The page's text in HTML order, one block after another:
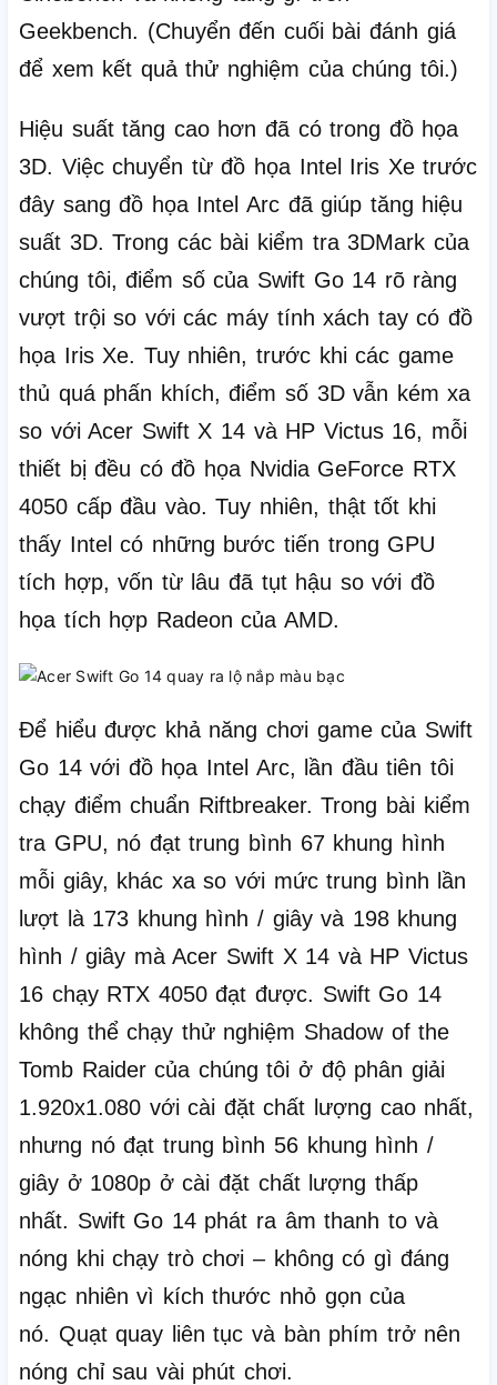
Geekbench. (Chuyển đến cuối bài đánh giá
để xem kết quả thử nghiệm của chúng tôi.)
Hiệu suất tăng cao hơn đã có trong đồ họa
3D. Việc chuyển từ đồ họa Intel Iris Xe trước
đây sang đồ họa Intel Arc đã giúp tăng hiệu
suất 3D.Trong các bài kiểm tra 3DMark của
chúng tôi, điểm số của Swift Go 14 rõ ràng
vượt trội so với các máy tính xách tay có đồ
họa Iris Xe. Tuy nhiên, trước khi các game
thủ quá phấn khích, điểm số 3D vẫn kém xa
so với Acer Swift X 14 và HP Victus 16, mỗi
thiết bị đều có đồ họa Nvidia GeForce RTX
4050 cấp đầu vào.Tuy nhiên, thật tốt khi
thấy Intel có những bước tiến trong GPU
tích hợp, vốn từ lâu đã tụt hậu so với đồ
họa tích hợp Radeon của AMD.
Để hiểu được khả năng chơi game của Swift
Go 14 với đồ họa Intel Arc, lần đầu tiên tôi
chạy điểm chuẩn Riftbreaker.Trong bài kiểm
tra GPU, nó đạt trung bình 67 khung hình
mỗi giây, khác xa so với mức trung bình lần
lượt là 173 khung hình / giây và 198 khung
hình / giây mà Acer Swift X 14 và HP Victus
16 chạy RTX 4050 đạt được. Swift Go 14
không thể chạy thử nghiệm Shadow of the
Tomb Raider của chúng tôi ở độ phân giải
1.920x1.080 với cài đặt chất lượng cao nhất,
nhưng nó đạt trung bình 56 khung hình /
giây ở 1080p ở cài đặt chất lượng thấp
nhất. Swift Go 14 phát ra âm thanh to và
nóng khi chạy trò chơi – không có gì đáng
ngạc nhiên vì kích thước nhỏ gọn của
nó. Quạt quay liên tục và bàn phím trở nên
nóng chỉ sau vài phút chơi.